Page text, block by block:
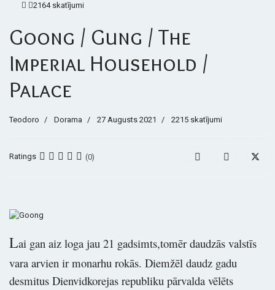
2164 skatījumi
Goong / Gung / The
Imperial Household /
Palace
Teodoro Dorama 27 Augusts 2021 2215 skatījumi
Ratings (0)
Lai gan aiz loga jau 21 gadsimts,tomēr daudzās valstīs
vara arvien ir monarhu rokās. Diemžēl daudz gadu
desmitus Dienvidkorejas republiku pārvalda vēlēts